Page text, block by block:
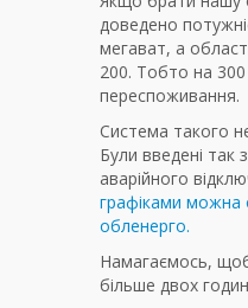
доведено
мегават, а
200. Тобто на 300
переспоживання.
Система такого
Були введені так
аварійного
графіками можна
обленерго.
Намагаємось,
більше двох